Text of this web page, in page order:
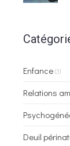
Enfance(3)
Relations
Deuil